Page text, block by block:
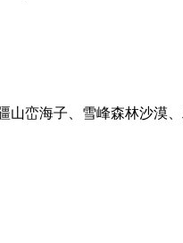
山峦海子、雪峰森林沙漠